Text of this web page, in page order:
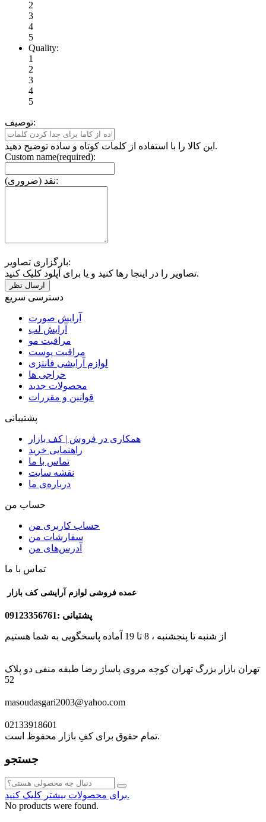
2
3
4
5
Quality:
1
2
3
4
5
توصیف:
این کالا را با استفاده از کلمات کوتاه و ساده توضیح دهید.
Custom name(required):
نقد (ضروری):
بارگزاری تصاویر:
تصاویر را در اینجا رها کنید و یا برای آپلود کلیک کنید.
دسترسی سریع
آرایش صورت
آرایش لب
مراقبت مو
مراقبت پوست
لوازم آرایشی فانتزی
حراجی ها
محصولات جدید
قوانین و مقررات
پشتیبانی
همکاری در فروش | کف بازار
راهنمایی خرید
تماس با ما
نقشه سایت
درباره‌ی ما
حساب من
حساب کاربری من
سفارشات من
آدرس‌های من
تماس با ما
پشتبانی :09123356761
از شنبه تا پنجشنبه ، 8 تا 19 آماده پاسخگویی به شما هستیم
تهران بازار بزرگ تهران کوچه مروی پاساژ رضا طبقه منفی دو پلاک
52
masoudasgari2003@yahoo.com
02133918601
تمام حقوق برای کفِ بازار محفوظ است.
جستجو
برای محصولات بیشتر کلیک کنید.
No products were found.